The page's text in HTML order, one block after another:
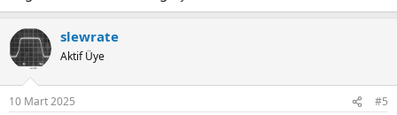
slewrate
Aktif Üye
10 Mart 2025 #5